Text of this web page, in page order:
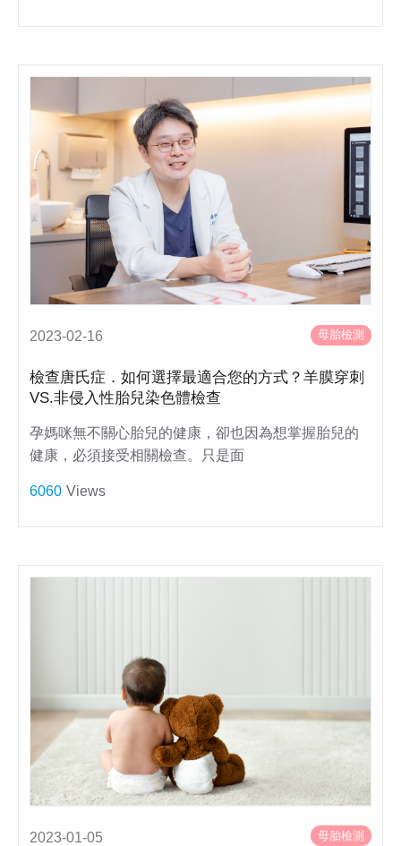
2023-02-16 母胎檢測
檢查唐氏症．如何選擇最適合您的方式？羊膜穿刺
VS.非侵入性胎兒染色體檢查
孕媽咪無不關心胎兒的健康，卻也因為想掌握胎兒的
健康，必須接受相關檢查。只是面
6060 Views
2023-01-05 母胎檢測